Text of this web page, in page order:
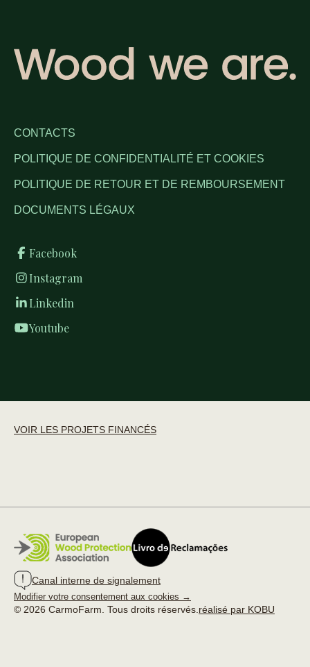
CONTACTS
POLITIQUE DE CONFIDENTIALITÉ ET COOKIES
POLITIQUE DE RETOUR ET DE REMBOURSEMENT
DOCUMENTS LÉGAUX
Facebook
Instagram
Linkedin
Youtube
VOIR LES PROJETS FINANCÉS
Canal interne de signalement
Modifier votre consentement aux cookies →
© 2026 CarmoFarm. Tous droits réservés. réalisé par KOBU